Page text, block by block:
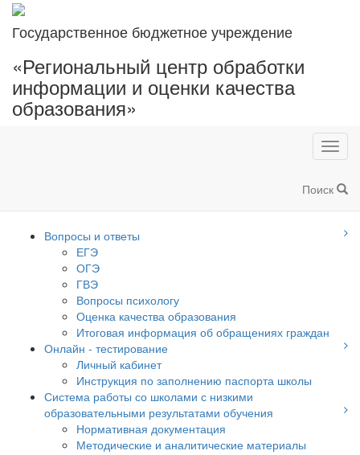
Государственное бюджетное учреждение
«Региональный центр обработки
информации и оценки качества
образования»
Поиск
Вопросы и ответы
ЕГЭ
ОГЭ
ГВЭ
Вопросы психологу
Оценка качества образования
Итоговая информация об обращениях граждан
Онлайн - тестирование
Личный кабинет
Инструкция по заполнению паспорта школы
Система работы со школами с низкими
образовательными результатами обучения
Нормативная документация
Методические и аналитические материалы